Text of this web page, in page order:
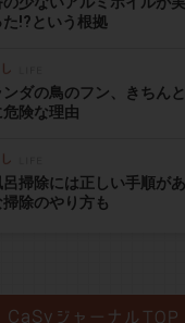
た!?という根拠
ンダの鳥のフン、きちん
危険な理由
呂掃除には正しい手順が
掃除のやり方も